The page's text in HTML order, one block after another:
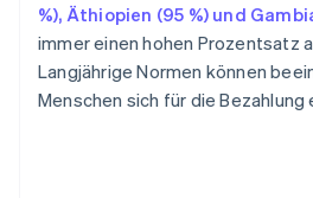
%), Äthiopien (95 %) und
immer einen hohen Prozentsatz
Langjährige Normen können
Menschen sich für die Bezahlung